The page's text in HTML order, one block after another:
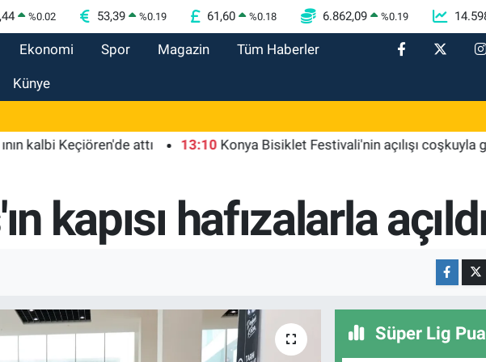
%0.02 53,39 %0.19 61,60 %0.18 6.862,09 %0.19
Ekonomi Spor Magazin Tüm Haberler
Künye
Keçiören'de attı 13:10 Konya Bisiklet Festivali'nin açılışı coşkuyla
kapısı hafızalarla
Süper Lig